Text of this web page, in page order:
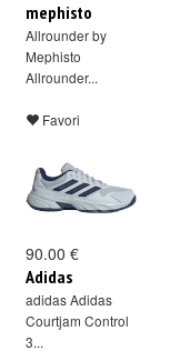
mephisto
Allrounder by
Mephisto
Allrounder...
Favori
90.00 €
Adidas
adidas Adidas
Courtjam Control
3...